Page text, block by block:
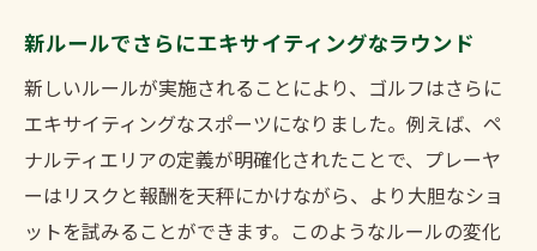
新ルールでさらにエキサイティングなラウンド
新しいルールが実施されることにより、ゴルフはさらに
エキサイティングなスポーツになりました。例えば、ペ
ナルティエリアの定義が明確化されたことで、プレーヤ
ーはリスクと報酬を天秤にかけながら、より大胆なショ
ットを試みることができます。このようなルールの変化